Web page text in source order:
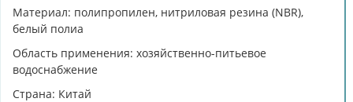
Материал: полипропилен, нитриловая резина (NBR),
белый полиа
Область применения: хозяйственно-питьевое
водоснабжение
Страна: Китай